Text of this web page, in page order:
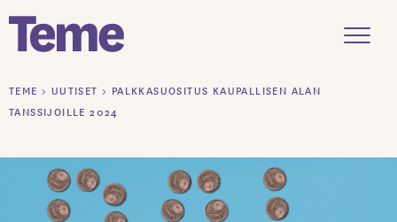
Siirry
sisältöön
TEME > UUTISET > PALKKASUOSITUS KAUPALLISEN ALAN
TANSSIJOILLE 2024